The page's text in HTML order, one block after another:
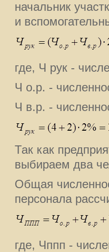
начальник
и
где, Ч рук -
Ч о.р. -
Ч в.р. -
Так как
выбираем два
Общая
персонала
где, Чппп -